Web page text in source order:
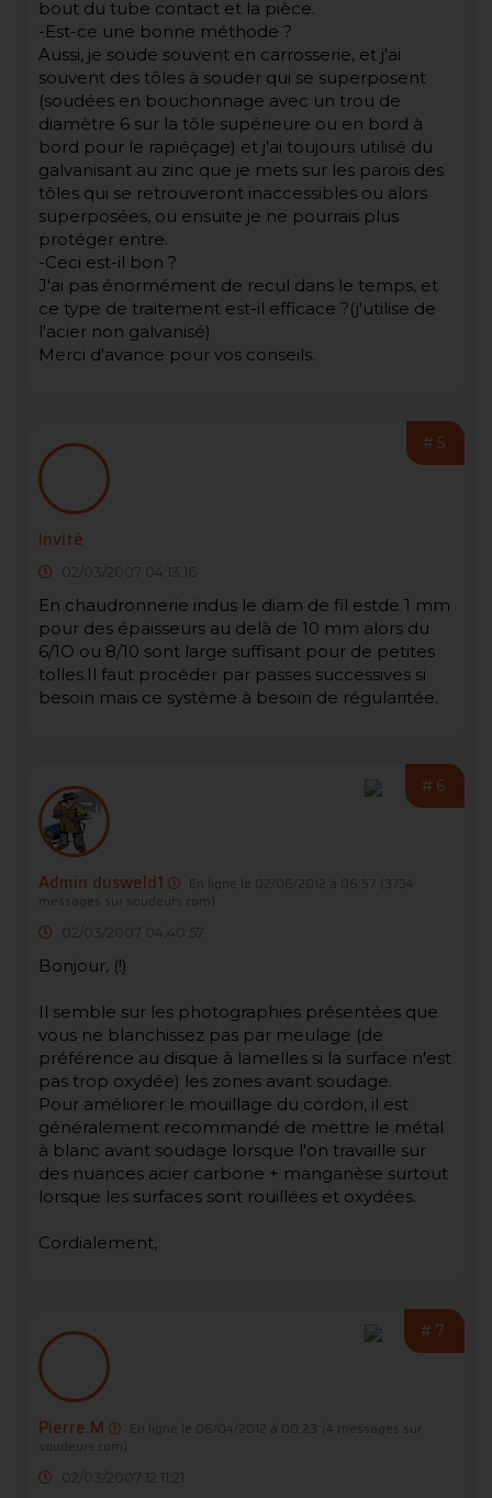
bout du tube contact et la pièce.
-Est-ce une bonne méthode ?
Aussi, je soude souvent en carrosserie, et j'ai
souvent des tôles à souder qui se superposent
(soudées en bouchonnage avec un trou de
diamètre 6 sur la tôle supérieure ou en bord à
bord pour le rapiéçage) et j'ai toujours utilisé du
galvanisant au zinc que je mets sur les parois des
tôles qui se retrouveront inaccessibles ou alors
superposées, ou ensuite je ne pourrais plus
protéger entre.
-Ceci est-il bon ?
J'ai pas énormément de recul dans le temps, et
ce type de traitement est-il efficace ?(j'utilise de
l'acier non galvanisé)
Merci d'avance pour vos conseils.
#5
Invité
02/03/2007 04:13:16
En chaudronnerie indus le diam de fil estde 1 mm
pour des épaisseurs au delà de 10 mm alors du
6/1O ou 8/10 sont large suffisant pour de petites
tolles.Il faut procéder par passes successives si
besoin mais ce système à besoin de régularitée.
#6
Admin dusweld1 En ligne le 02/06/2012 à 06:57
(3734
messages sur soudeurs.com)
02/03/2007 04:40:57
Bonjour, (!)
Il semble sur les photographies présentées que
vous ne blanchissez pas par meulage (de
préférence au disque à lamelles si la surface n'est
pas trop oxydée) les zones avant soudage.
Pour améliorer le mouillage du cordon, il est
généralement recommandé de mettre le métal
à blanc avant soudage lorsque l'on travaille sur
des nuances acier carbone + manganèse surtout
lorsque les surfaces sont rouillées et oxydées.
Cordialement,
#7
Pierre.M En ligne le 06/04/2012 à 00:23
(4 messages sur
soudeurs.com)
02/03/2007 12:11:21